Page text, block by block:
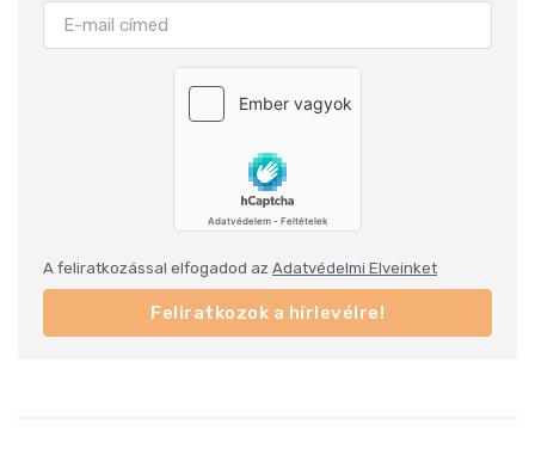
A feliratkozással elfogadod az Adatvédelmi Elveinket
Feliratkozok a hírlevélre!